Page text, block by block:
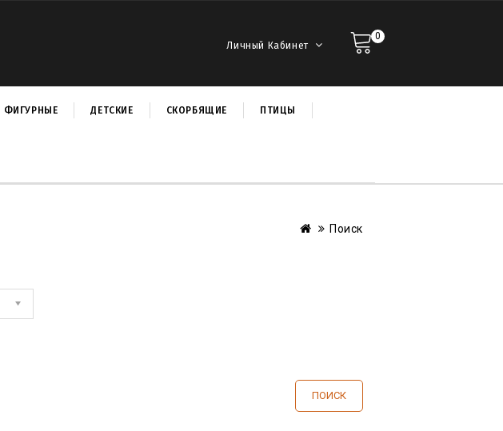
Личный Кабинет
0
ФИГУРНЫЕ ДЕТСКИЕ СКОРБЯЩИЕ ПТИЦЫ
Поиск